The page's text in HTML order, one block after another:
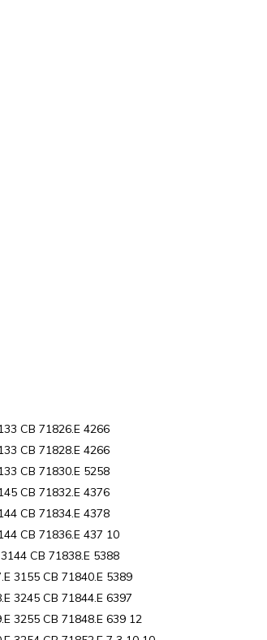
CB 71826.E 4266
CB 71828.E 4266
CB 71830.E 5258
CB 71832.E 4376
CB 71834.E 4378
CB 71836.E 437 10
CB 71838.E 5388
3155 CB 71840.E 5389
3245 CB 71844.E 6397
3255 CB 71848.E 639 12